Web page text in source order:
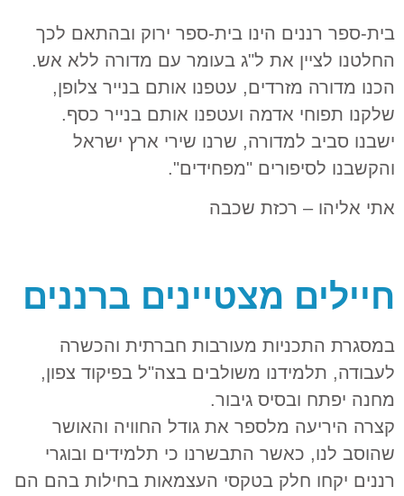
בית-ספר רננים הינו בית-ספר ירוק ובהתאם לכך
החלטנו לציין את ל"ג בעומר עם מדורה ללא אש.
הכנו מדורה מזרדים, עטפנו אותם בנייר צלופן,
שלקנו תפוחי אדמה ועטפנו אותם בנייר כסף.
ישבנו סביב למדורה, שרנו שירי ארץ ישראל
והקשבנו לסיפורים "מפחידים".
אתי אליהו – רכזת שכבה
חיילים מצטיינים ברננים
במסגרת התכניות מעורבות חברתית והכשרה
לעבודה, תלמידנו משולבים בצה"ל בפיקוד צפון,
מחנה יפתח ובסיס גיבור.
קצרה היריעה מלספר את גודל החוויה והאושר
שהוסב לנו, כאשר התבשרנו כי תלמידים ובוגרי
רננים יקחו חלק בטקסי העצמאות בחילות בהם הם